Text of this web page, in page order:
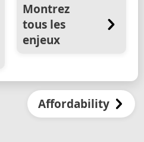
Montrez
tous les
enjeux
Affordability